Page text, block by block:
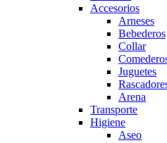
Accesorios
Arneses
Bebederos
Collar
Juguetes
Arena
Transporte
Higiene
Aseo